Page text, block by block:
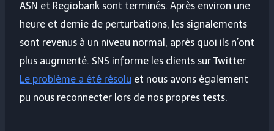
ASN et Regiobank sont terminés. Après environ une
heure et demie de perturbations, les signalements
sont revenus à un niveau normal, après quoi ils n’ont
plus augmenté. SNS informe les clients sur Twitter
Le problème a été résolu et nous avons également
pu nous reconnecter lors de nos propres tests.